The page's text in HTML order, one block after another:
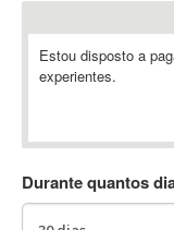
Ableton Push
Abstract
AC3
Estou disposto a
experientes.
Durante quantos